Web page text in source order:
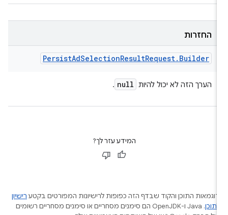
החזרות
PersistAdSelectionResultRequest.Builder
הערך הזה לא יכול להיות null
.
המידע עזר לך?
דוגמאות התוכן והקוד שבדף הזה כפופות לרישיונות המפורטים בקטערישיון
לתוכן
.‏ Java ו-OpenJDK הם סימנים מסחריים או סימנים מסחריים רשומים